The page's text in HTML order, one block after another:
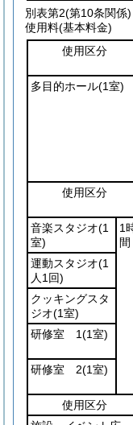
別表第2(第10条関係)
使用料(基本料金)
使用区分
多目的ホール(1室)
使用区分
音楽スタジオ(1
室)
1
間
運動スタジオ(1
人1回)
クッキングスタ
ジオ(1室)
研修室 1(1室)
研修室 2(1室)
使用区分